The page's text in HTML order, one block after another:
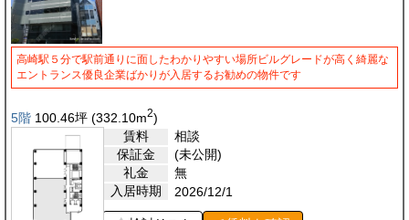
高崎駅５分で駅前通りに面したわかりやすい場所ビルグレードが高く綺麗な
エントランス優良企業ばかりが入居するお勧めの物件です
5階 100.46坪 (332.10m2)
賃料
相談
保証金
(未公開)
礼金
無
入居時期
2026/12/1